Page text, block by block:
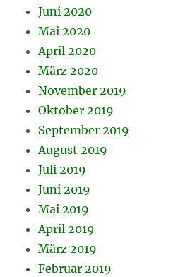
Juni 2020
Mai 2020
April 2020
März 2020
November 2019
Oktober 2019
September 2019
August 2019
Juli 2019
Juni 2019
Mai 2019
April 2019
März 2019
Februar 2019